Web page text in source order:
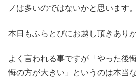
ノは多いのではないかと思います。
本日もふらとぴにお越し頂きあり
よく言われる事ですが「やった後
悔の方が大きい」というのは本当